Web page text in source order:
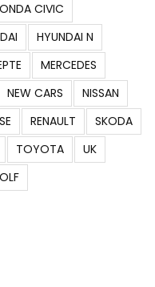
CIVIC
HYUNDAI N
MERCEDES
NEW CARS
NISSAN
RENAULT
SKODA
TOYOTA
UK